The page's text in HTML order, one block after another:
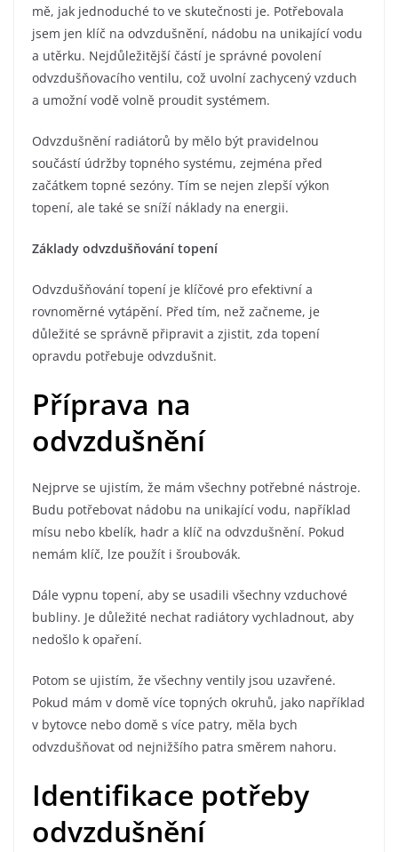
mě, jak jednoduché to ve skutečnosti je. Potřebovala
jsem jen klíč na odvzdušnění, nádobu na unikající vodu
a utěrku. Nejdůležitější částí je správné povolení
odvzdušňovacího ventilu, což uvolní zachycený vzduch
a umožní vodě volně proudit systémem.
Odvzdušnění radiátorů by mělo být pravidelnou
součástí údržby topného systému, zejména před
začátkem topné sezóny. Tím se nejen zlepší výkon
topení, ale také se sníží náklady na energii.
Základy odvzdušňování topení
Odvzdušňování topení je klíčové pro efektivní a
rovnoměrné vytápění. Před tím, než začneme, je
důležité se správně připravit a zjistit, zda topení
opravdu potřebuje odvzdušnit.
Příprava na
odvzdušnění
Nejprve se ujistím, že mám všechny potřebné nástroje.
Budu potřebovat nádobu na unikající vodu, například
mísu nebo kbelík, hadr a klíč na odvzdušnění. Pokud
nemám klíč, lze použít i šroubovák.
Dále vypnu topení, aby se usadili všechny vzduchové
bubliny. Je důležité nechat radiátory vychladnout, aby
nedošlo k opaření.
Potom se ujistím, že všechny ventily jsou uzavřené.
Pokud mám v domě více topných okruhů, jako například
v bytovce nebo domě s více patry, měla bych
odvzdušňovat od nejnižšího patra směrem nahoru.
Identifikace potřeby
odvzdušnění